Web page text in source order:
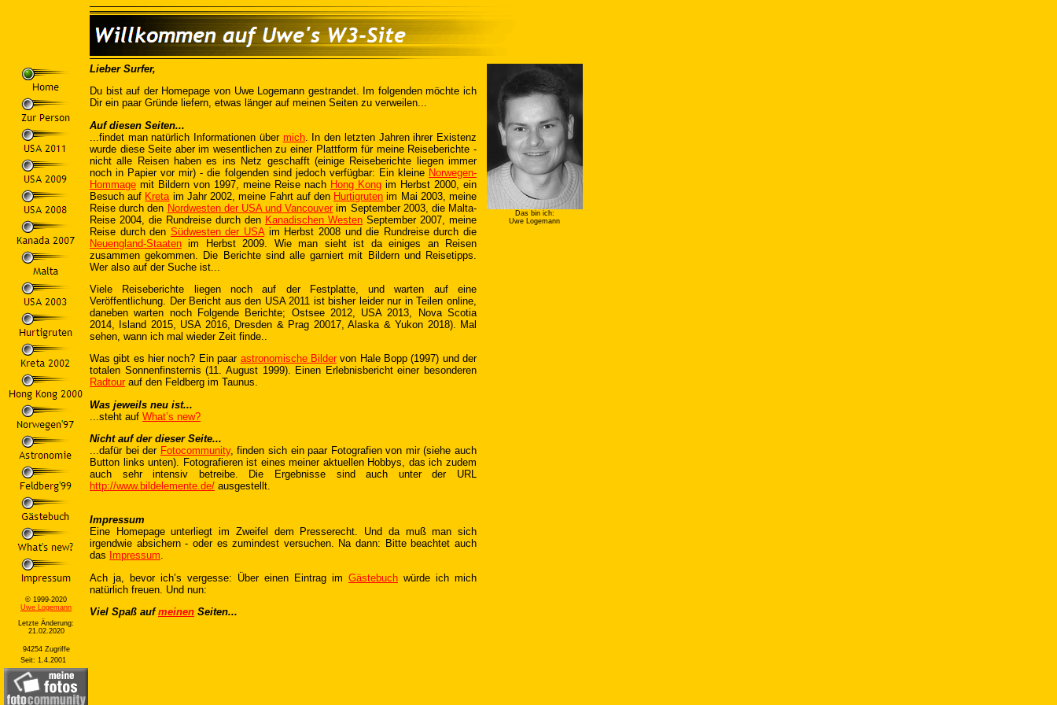
© 1999-2020
Uwe Logemann
Letzte Änderung:
21.02.2020
94254 Zugriffe
Seit: 1.4.2001
Lieber Surfer,
Du bist auf der Homepage von Uwe Logemann gestrandet. Im folgenden möchte ich
Dir ein paar Gründe liefern, etwas länger auf meinen Seiten zu verweilen...
Auf diesen Seiten...
...findet man natürlich Informationen über mich. In den letzten Jahren ihrer Existenz
wurde diese Seite aber im wesentlichen zu einer Plattform für meine Reiseberichte -
nicht alle Reisen haben es ins Netz geschafft (einige Reiseberichte liegen immer
noch in Papier vor mir) - die folgenden sind jedoch verfügbar: Ein kleine Norwegen-
Hommage mit Bildern von 1997, meine Reise nach Hong Kong im Herbst 2000, ein
Besuch auf Kreta im Jahr 2002, meine Fahrt auf den Hurtigruten im Mai 2003, meine
Reise durch den Nordwesten der USA und Vancouver im September 2003, die Malta-
Reise 2004, die Rundreise durch den Kanadischen Westen September 2007, meine
Reise durch den Südwesten der USA im Herbst 2008 und die Rundreise durch die
Neuengland-Staaten im Herbst 2009. Wie man sieht ist da einiges an Reisen
zusammen gekommen. Die Berichte sind alle garniert mit Bildern und Reisetipps.
Wer also auf der Suche ist...
Viele Reiseberichte liegen noch auf der Festplatte, und warten auf eine
Veröffentlichung. Der Bericht aus den USA 2011 ist bisher leider nur in Teilen online,
daneben warten noch Folgende Berichte; Ostsee 2012, USA 2013, Nova Scotia
2014, Island 2015, USA 2016, Dresden & Prag 20017, Alaska & Yukon 2018). Mal
sehen, wann ich mal wieder Zeit finde..
Was gibt es hier noch? Ein paar astronomische Bildervon Hale Bopp (1997) und der
totalen Sonnenfinsternis (11. August 1999). Einen Erlebnisbericht einer besonderen
Radtour auf den Feldberg im Taunus.
Was jeweils neu ist...
...steht auf What’s new?
Nicht auf der dieser Seite...
...dafür bei der Fotocommunity, finden sich ein paar Fotografien von mir (siehe auch
Button links unten). Fotografieren ist eines meiner aktuellen Hobbys, das ich zudem
auch sehr intensiv betreibe. Die Ergebnisse sind auch unter der URL
http://www.bildelemente.de/ ausgestellt.
Impressum
Eine Homepage unterliegt im Zweifel dem Presserecht. Und da muß man sich
irgendwie absichern - oder es zumindest versuchen. Na dann: Bitte beachtet auch
das Impressum.
Ach ja, bevor ich’s vergesse: Über einen Eintrag im Gästebuch würde ich mich
natürlich freuen. Und nun:
Viel Spaß aufmeinen Seiten...
Das bin ich:
Uwe Logemann